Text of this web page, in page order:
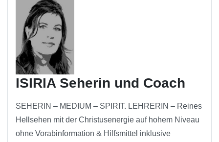
ISIRIA Seherin und Coach
SEHERIN – MEDIUM – SPIRIT. LEHRERIN – Reines
Hellsehen mit der Christusenergie auf hohem Niveau
ohne Vorabinformation & Hilfsmittel inklusive